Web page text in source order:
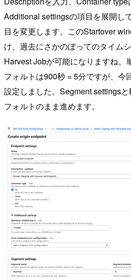
Additional settingsの項目を展開し
目を変更します。このStartover
け、過去にさかのぼってのタイム
Harvest Jobが可能になりますね。
フォルトは900秒 = 5分ですが、今
設定しました。Segment settings
フォルトのまま進めます。